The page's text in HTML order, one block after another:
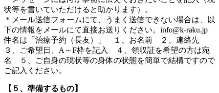
状等を書いていただけると助かります）。
＊メール送信フォームにて、うまく送信できない場合は、以
下の情報をメールにて直接お送りください。info@k-raku.jp
件名は「治療予約（長友）」 １、お名前 ２、連絡先
３、ご希望日、A～F枠を記入 ４、領収証を希望の方は宛
名 ５、ご自身の現状等の身体の状態を簡単で結構ですので
ご記入ください。
【５、準備するもの】